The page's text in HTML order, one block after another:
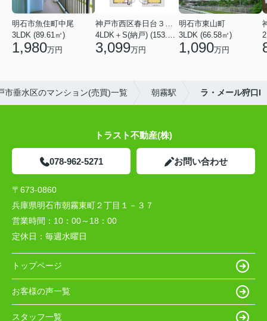
明石市魚住町中尾
3LDK (89.61㎡)
1,980万円 3,099万円
明石市東山町
3LDK (66.58㎡)
1,090万円
市垂水区のマンション(売買)一覧 朝霧駅 ラ・メール狩口I
トラスト不動産(株)
078-962-5271 お問い合わせ
〒673-0860
兵庫県明石市朝霧東町２丁目１－３７
営業時間： 10：00～18：00
定休日： 毎週水曜日
トップページ
お客様の声一覧
スタッフ一覧